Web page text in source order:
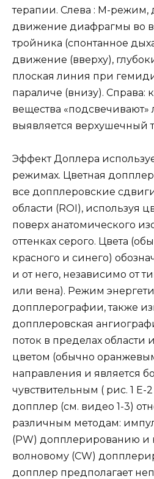
терапии. Слева : М-
движение диафрагмы во
тройника (спонтанное
движение (вверху),
плоская линия при
параличе (внизу). Справа:
вещества
выявляется верхушечный
Эффект Доплера
режимах. Цветная
все допплеровские
области (ROI), используя
поверх анатомического
оттенках серого. Цвета
красного и синего)
и от него, независимо от
или вена). Режим
допплерографии, также
допплеровская
поток в пределах области
цветом (обычно
направления и является
чувствительным ( рис. 1 E-
допплер (см. видео 1-3)
различным методам:
(PW) допплерированию и
волновому (CW)
допплер предполагает